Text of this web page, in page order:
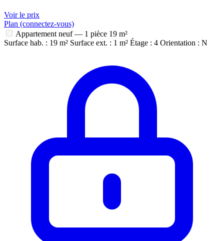
Voir le prix
Plan (connectez-vous)
Appartement neuf — 1 pièce 19 m²
Surface hab. : 19 m² Surface ext. : 1 m² Étage : 4 Orientation : N